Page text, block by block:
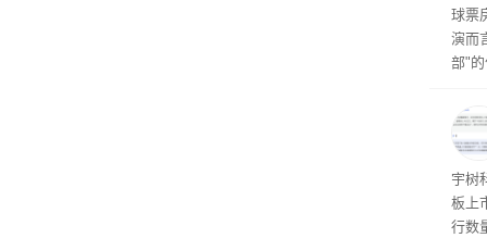
球票
演而
部"
士
点
宇树
板上
行数